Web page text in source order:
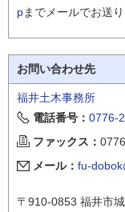
pまでメールでお送り
お問い合わせ先
福井土木事務所
電話番号： 0776-
ファックス：
メール： fu-
〒910-0853 福井市